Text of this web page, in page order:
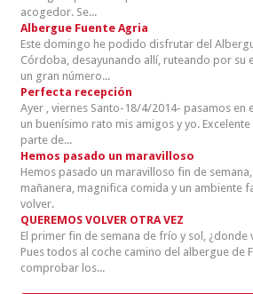
acogedor. Se...
Albergue Fuente Agria
Este domingo he podido disfrutar del
Córdoba, desayunando allí, ruteando por su
un gran número...
Perfecta recepción
Ayer , viernes Santo-18/4/2014- pasamos en
un buenísimo rato mis amigos y yo.
parte de...
Hemos pasado un maravilloso
Hemos pasado un maravilloso fin de
mañanera, magnifica comida y un ambiente
volver.
QUEREMOS VOLVER OTRA VEZ
El primer fin de semana de frío y sol, ¿donde
Pues todos al coche camino del albergue de
comprobar los...